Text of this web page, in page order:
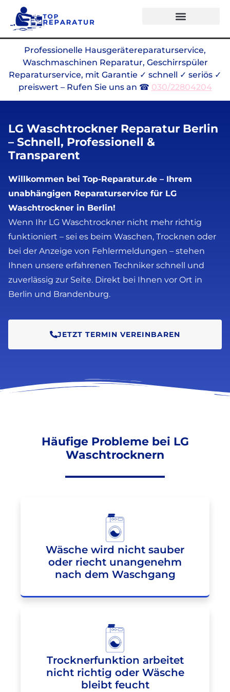
Professionelle Hausgerätereparaturservice,
Waschmaschinen Reparatur, Geschirrspüler
Reparaturservice, mit Garantie ✓ schnell ✓ seriös ✓
preiswert – Rufen Sie uns an ☎ 030/22804204
LG Waschtrockner Reparatur Berlin
– Schnell, Professionell &
Transparent
Willkommen bei Top-Reparatur.de – Ihrem
unabhängigen Reparaturservice für LG
Waschtrockner in Berlin!
Wenn Ihr LG Waschtrockner nicht mehr richtig
funktioniert – sei es beim Waschen, Trocknen oder
bei der Anzeige von Fehlermeldungen – stehen
Ihnen unsere erfahrenen Techniker schnell und
zuverlässig zur Seite. Direkt bei Ihnen vor Ort in
Berlin und Brandenburg.
JETZT TERMIN VEREINBAREN
Häufige Probleme bei LG
Waschtrocknern
Wäsche wird nicht sauber
oder riecht unangenehm
nach dem Waschgang
Trocknerfunktion arbeitet
nicht richtig oder Wäsche
bleibt feucht